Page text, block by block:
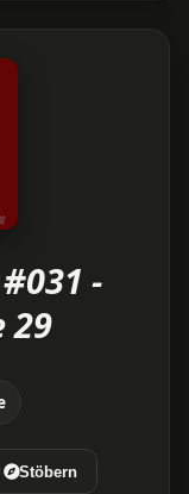
-
29
Stöbern